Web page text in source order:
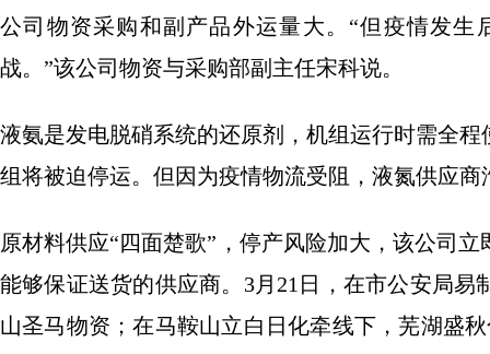
公司物资采购和副产品外运量大。“但疫情发
战。”该公司物资与采购部副主任宋科说。
液氨是发电脱硝系统的还原剂，机组运行时需全
组将被迫停运。但因为疫情物流受阻，液氮供应
原材料供应“四面楚歌”，停产风险加大，该公司
能够保证送货的供应商。3月21日，在市公安局
山圣马物资；在马鞍山立白日化牵线下，芜湖盛